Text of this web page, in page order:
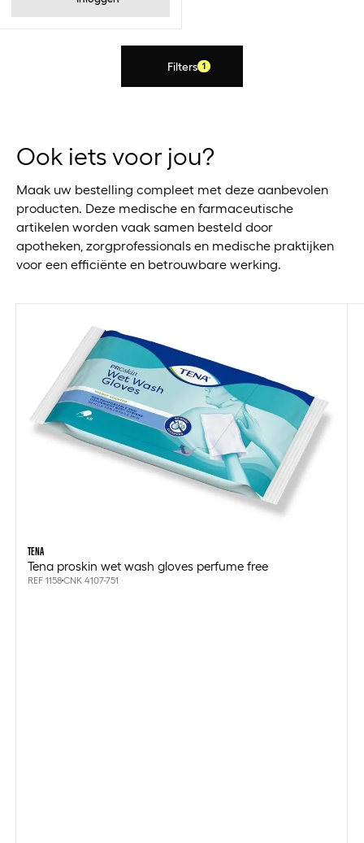
Filters 1
Ook iets voor jou?
Maak uw bestelling compleet met deze aanbevolen
producten. Deze medische en farmaceutische
artikelen worden vaak samen besteld door
apotheken, zorgprofessionals en medische praktijken
voor een efficiënte en betrouwbare werking.
TENA
Tena proskin wet wash gloves perfume free
REF 1158CNK 4107-751